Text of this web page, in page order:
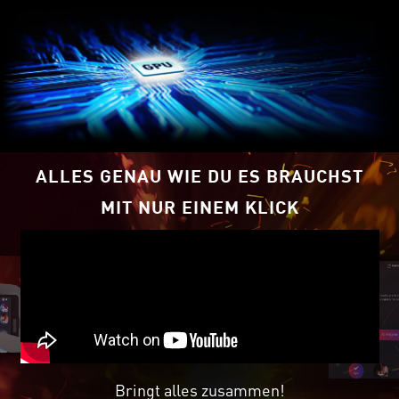
ALLES GENAU WIE DU ES BRAUCHST
MIT NUR EINEM KLICK
Bringt alles zusammen!